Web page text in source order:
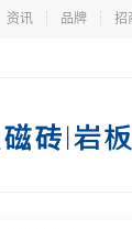
资讯 品牌 招